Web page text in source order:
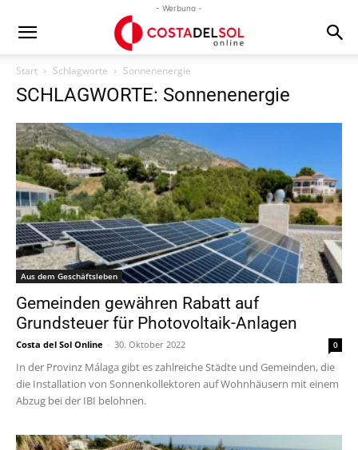
- Werbung -
Start Schlagworte Sonnenenergie
SCHLAGWORTE: Sonnenenergie
Aus dem Geschäftsleben
Gemeinden gewähren Rabatt auf
Grundsteuer für Photovoltaik-Anlagen
Costa del Sol Online - 30. Oktober 2022 0
In der Provinz Málaga gibt es zahlreiche Städte und Gemeinden, die
die Installation von Sonnenkollektoren auf Wohnhäusern mit einem
Abzug bei der IBI belohnen.